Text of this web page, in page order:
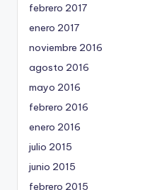
febrero 2017
enero 2017
noviembre 2016
agosto 2016
mayo 2016
febrero 2016
enero 2016
julio 2015
junio 2015
febrero 2015